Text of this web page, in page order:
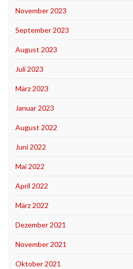
November 2023
September 2023
August 2023
Juli 2023
März 2023
Januar 2023
August 2022
Juni 2022
Mai 2022
April 2022
März 2022
Dezember 2021
November 2021
Oktober 2021